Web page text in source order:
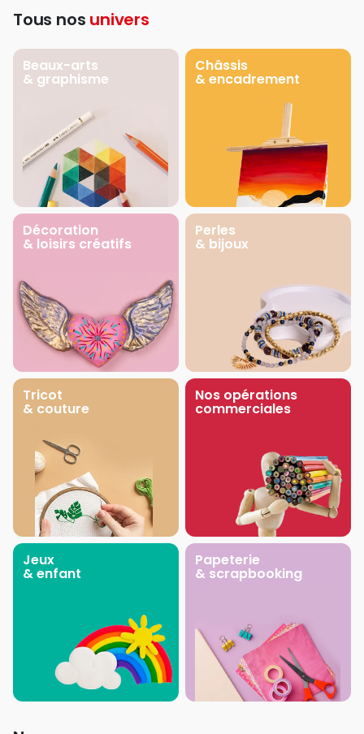
Tous nos univers
Beaux-arts
& graphisme
Châssis
& encadrement
Décoration
& loisirs créatifs
Perles
& bijoux
Tricot
& couture
Nos opérations
commerciales
Jeux
& enfant
Papeterie
& scrapbooking